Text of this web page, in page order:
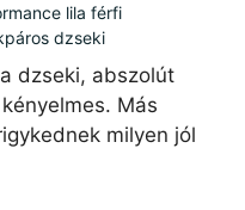
lila férfi
dzseki
dzseki, abszolút
Más
milyen jól